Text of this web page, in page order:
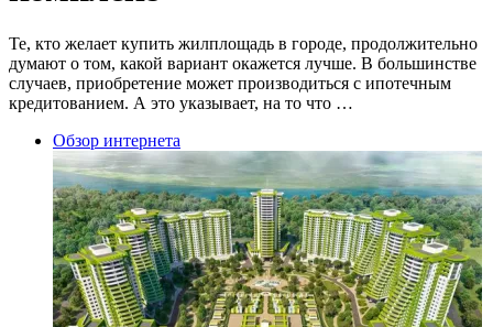
Те, кто желает купить жилплощадь в городе, продолжительно
думают о том, какой вариант окажется лучше. В большинстве
случаев, приобретение может производиться с ипотечным
кредитованием. А это указывает, на то что …
Обзор интернета